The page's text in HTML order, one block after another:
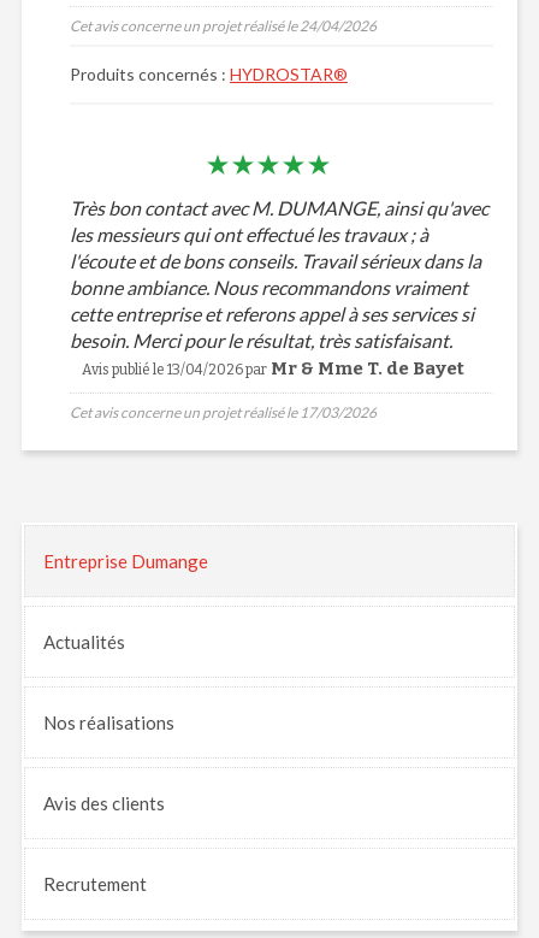
Cet avis concerne un projet réalisé le 24/04/2026
Produits concernés : HYDROSTAR®
Très bon contact avec M. DUMANGE, ainsi qu'avec
les messieurs qui ont effectué les travaux ; à
l'écoute et de bons conseils. Travail sérieux dans la
bonne ambiance. Nous recommandons vraiment
cette entreprise et referons appel à ses services si
besoin. Merci pour le résultat, très satisfaisant.
Avis publié le 13/04/2026 par Mr & Mme T. de Bayet
Cet avis concerne un projet réalisé le 17/03/2026
Entreprise Dumange
Actualités
Nos réalisations
Avis des clients
Recrutement